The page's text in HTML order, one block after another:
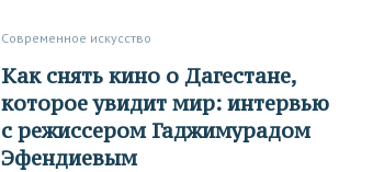
Современное искусство
Как снять кино о Дагестане,
которое увидит мир: интервью
с режиссером Гаджимурадом
Эфендиевым